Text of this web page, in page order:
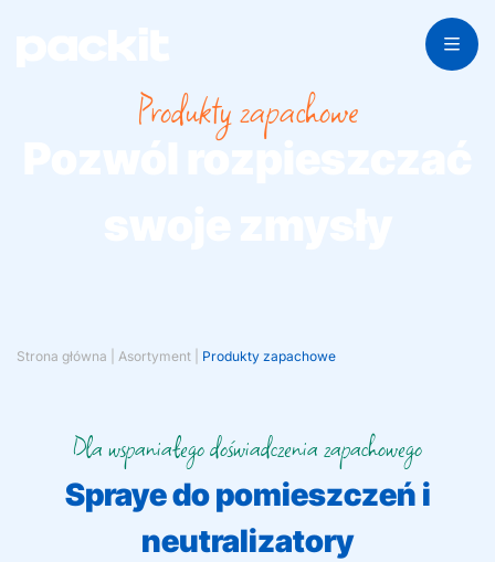
Produkty zapachowe
Pozwól rozpieszczać
Strona główna Asortyment Produkty zapachowe
Dla wspaniałego doświadczenia zapachowego
Spraye do pomieszczeń i
neutralizatory